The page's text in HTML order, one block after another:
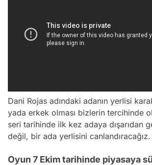
Dani Rojas adındaki adanın yerlisi
yada erkek olması bizlerin tercihinde
seri tarihinde ilk kez adaya dışarıdan
değil, bir ada yerlisini canlandıracağız.
Oyun 7 Ekim tarihinde piyasaya